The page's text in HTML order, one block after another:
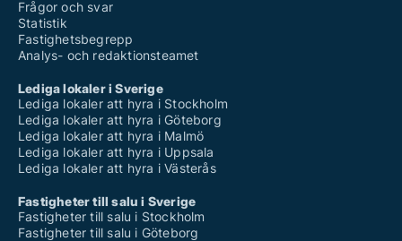
Frågor och svar
Statistik
Fastighetsbegrepp
Analys- och redaktionsteamet
Lediga lokaler i Sverige
Lediga lokaler att hyra i Stockholm
Lediga lokaler att hyra i Göteborg
Lediga lokaler att hyra i Malmö
Lediga lokaler att hyra i Uppsala
Lediga lokaler att hyra i Västerås
Fastigheter till salu i Sverige
Fastigheter till salu i Stockholm
Fastigheter till salu i Göteborg